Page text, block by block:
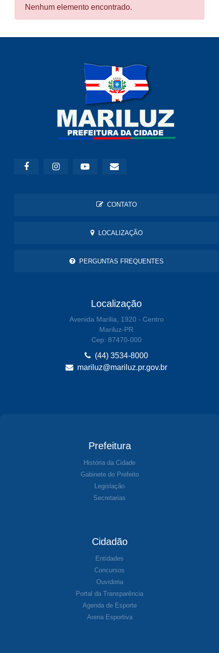
Nenhum elemento encontrado.
CONTATO
LOCALIZAÇÃO
PERGUNTAS FREQUENTES
Localização
Avenida Marilia, 1920 - Centro
Mariluz-PR
Cep: 87470-000
(44) 3534-8000
mariluz@mariluz.pr.gov.br
Prefeitura
História da Cidade
Gabinete do Prefeito
Legislação
Secretarias
Cidadão
Entidades
Concursos
Ouvidoria
Portal da Transparência
Agenda de Esporte
Arena Esportiva